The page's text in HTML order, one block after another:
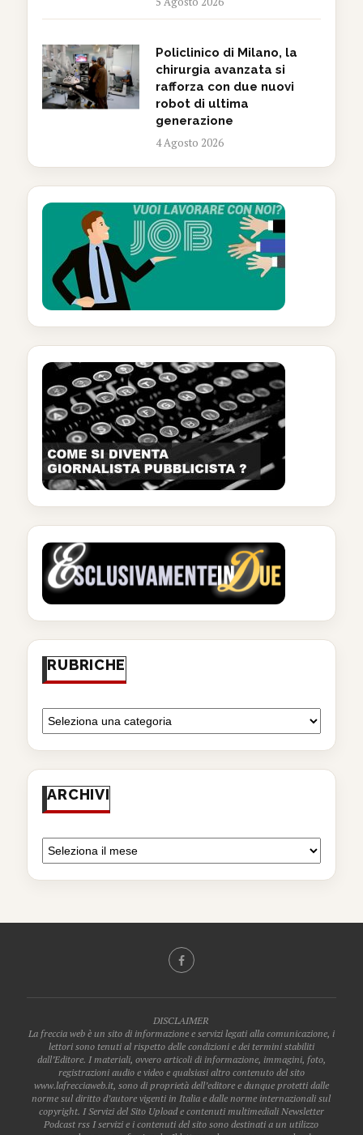
Policlinico di Milano, la
chirurgia avanzata si
rafforza con due nuovi
robot di ultima
generazione
4 Agosto 2026
RUBRICHE
ARCHIVI
DISCLAIMER
La freccia web è un sito di informazione e servizi legati alla comunicazione, i
lettori sono tenuti al rispetto delle condizioni e dei termini stabiliti
dall’Editore. I materiali, ovvero articoli di informazione, immagini, foto,
registrazioni audio e video e qualsiasi altro contenuto del sito
www.lafrecciaweb.it, sono di proprietà dell’editore e dunque protetti dalle
norme sul diritto d’autore vigenti in Italia e dalle norme internazionali sul
copyright. I Servizi del Sito Upload e contenuti multimediali Newsletter
Podcast rss I servizi e i contenuti del sito sono destinati a un utilizzo